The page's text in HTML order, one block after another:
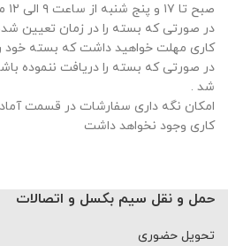
صبح تا ۱۷ و پنج شنبه از ساعت ۹ الی ۱۲ میباشد.
در صورتی که بسته را در زمان تعیین
کاری مهلت خواهید داشت که بسته خود
در صورتی که بسته را دریافت ننموده
شد .
امکان نگه داری سفارشات در قسمت
کاری وجود نخواهد داشت
حمل و نقل سیم بکسل و اتصالات
تحویل حضوری